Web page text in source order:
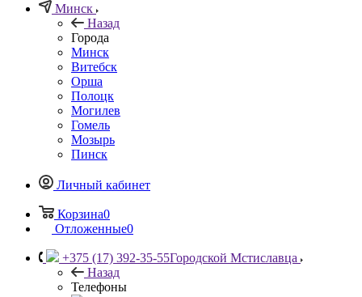
Минск
Назад
Города
Минск
Витебск
Орша
Полоцк
Могилев
Гомель
Мозырь
Пинск
Личный кабинет
Корзина0
Отложенные0
+375 (17) 392-35-55Городской Мстиславца
Назад
Телефоны